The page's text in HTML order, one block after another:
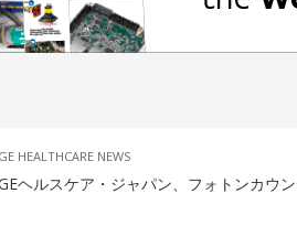
GE HEALTHCARE NEWS
ヘルスケア・ジャパン、フォトンカウ